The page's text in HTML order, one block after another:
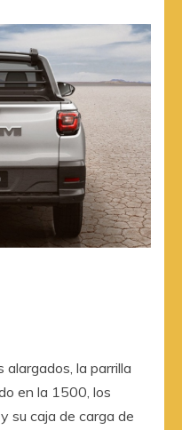
la parrilla
en la 1500, los
su caja de carga de